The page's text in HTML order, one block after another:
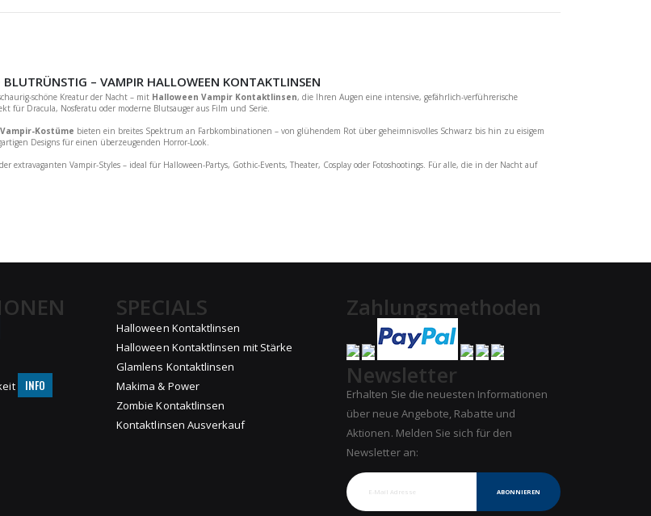
BLUTRÜNSTIG – VAMPIR HALLOWEEN KONTAKTLINSEN
schöne Kreatur der Nacht – mit Halloween Vampir Kontaktlinsen, die Ihren Augen eine intensive, gefährlich-verführerische
für Dracula, Nosferatu oder moderne Blutsauger aus Film und Serie.
Kostüme bieten ein breites Spektrum an Farbkombinationen – von glühendem Rot über geheimnisvolles Schwarz bis hin zu eisigem
Designs für einen überzeugenden Horror-Look.
extravaganten Vampir-Styles – ideal für Halloween-Partys, Gothic-Events, Theater, Cosplay oder Fotoshootings. Für alle, die in der Nacht auf
INFO
SPECIALS
Halloween Kontaktlinsen
Halloween Kontaktlinsen mit Stärke
Glamlens Kontaktlinsen
Makima & Power
Zombie Kontaktlinsen
Kontaktlinsen Ausverkauf
Zahlungsmethoden
Newsletter
Erhalten Sie die neuesten Informationen
über neue Angebote, Rabatte und
Aktionen. Melden Sie sich für den
Newsletter an:
ABONNIEREN